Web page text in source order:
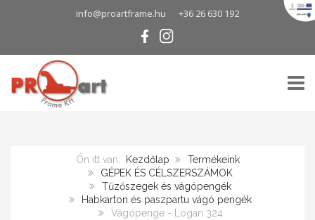
info@proartframe.hu +36 26 630 192
Ön itt van: Kezdőlap
Termékeink
GÉPEK ÉS CÉLSZERSZÁMOK
Tűzőszegek és vágópengék
Habkarton és paszpartu vágó pengék
Vágópenge - Logan 324